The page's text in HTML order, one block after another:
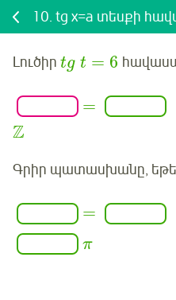
10. tg x=a տեսքի
Լուծիր tg t = 6
=
Z
Գրիր պատասխանը, եթե
=
π